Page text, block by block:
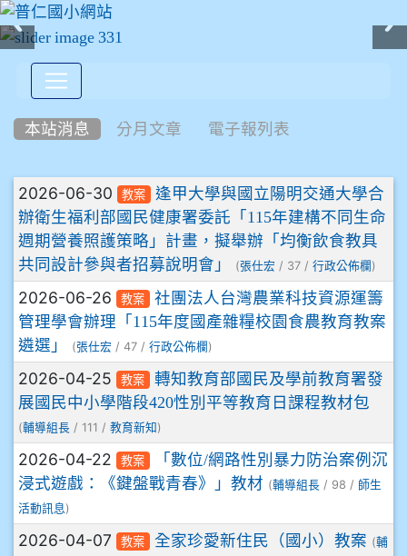
本站消息 分月文章 電子報列表
文章列表
2026-06-30 教案
逢甲大學與國立陽明交通大學合
辦衛生福利部國民健康署委託「115年建構不同生命
週期營養照護策略」計畫，擬舉辦「均衡飲食教具
共同設計參與者招募說明會」
(張仕宏 / 37 / 行政公佈欄 )
2026-06-26 教案
社團法人台灣農業科技資源運籌
管理學會辦理「115年度國產雜糧校園食農教育教案
遴選」
(張仕宏 / 47 / 行政公佈欄 )
2026-04-25 教案
轉知教育部國民及學前教育署發
展國民中小學階段420性別平等教育日課程教材包
(輔導組長 / 111 / 教育新知 )
2026-04-22 教案
「數位/網路性別暴力防治案例沉
浸式遊戲：《鍵盤戰青春》」教材 (輔導組長 / 98 / 師生
活動訊息 )
2026-04-07 教案 全家珍愛新住民（國小）教案 (輔